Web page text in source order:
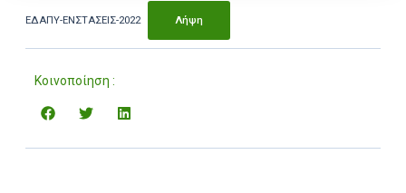
ΕΔΑΠΥ-ΕΝΣΤΑΣΕΙΣ-2022 Λήψη
Κοινοποίηση :